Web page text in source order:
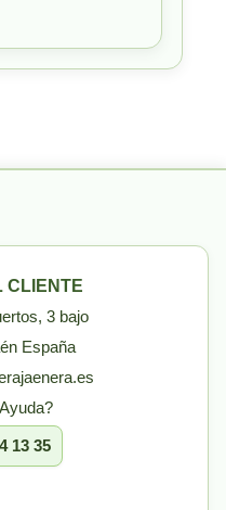
CLIENTE
3 bajo
España
13 35